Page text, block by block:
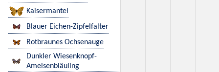
Kaisermantel
Blauer Eichen-Zipfelfalter
Rotbraunes Ochsenauge
Dunkler Wiesenknopf-
Ameisenbläuling